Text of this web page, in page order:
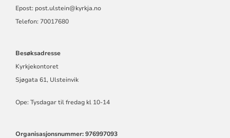
Epost: post.ulstein@kyrkja.no
Telefon: 70017680
Besøksadresse
Kyrkjekontoret
Sjøgata 61, Ulsteinvik
Ope: Tysdagar til fredag kl 10-14
Organisasjonsnummer: 976997093